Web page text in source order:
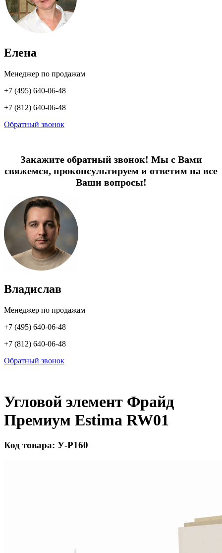
Елена
Менеджер по продажам
+7 (495) 640-06-48
+7 (812) 640-06-48
Обратный звонок
Закажите обратный звонок! Мы с Вами
свяжемся, проконсультируем и ответим на все
Ваши вопросы!
Владислав
Менеджер по продажам
+7 (495) 640-06-48
+7 (812) 640-06-48
Обратный звонок
Угловой элемент Фрайд
Премиум Estima RW01
Код товара: У-Р160